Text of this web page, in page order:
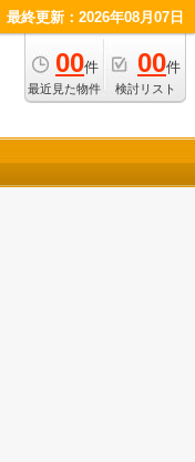
最終更新：2026年08月07日
00件
最近見た物件
00件
検討リスト